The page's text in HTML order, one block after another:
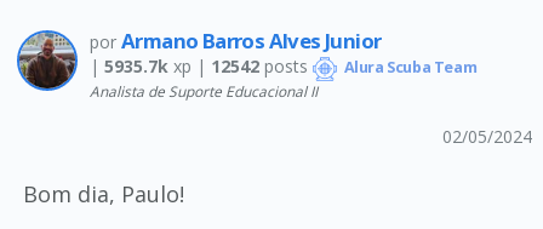
por Armano Barros Alves Junior
| 5935.7kxp | 12542posts Alura Scuba Team
Analista de Suporte Educacional II
02/05/2024
Bom dia, Paulo!